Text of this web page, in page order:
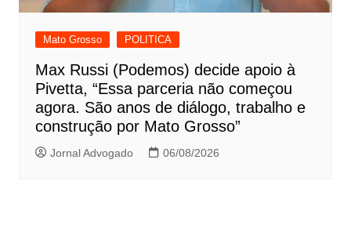
Mato Grosso POLITICA
Max Russi (Podemos) decide apoio à
Pivetta, “Essa parceria não começou
agora. São anos de diálogo, trabalho e
construção por Mato Grosso”
Jornal Advogado 06/08/2026